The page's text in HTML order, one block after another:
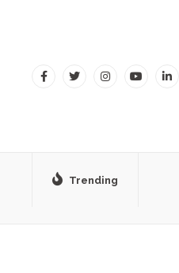
Trending